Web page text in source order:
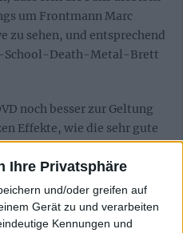
Ihre Privatsphäre
und/oder greifen auf
Gerät zu und verarbeiten
Kennungen und
um Frontmann Marc
zu sehen, und entsprechend
School-Death-Metal-Brett
noch besser zur Geltung
Effekte, wie die sehr gute
Musiker auf der Bühne
Band agiert, als hätte es den
Reign ist ja zudem noch
mit an Bord, der die Songs
Auch das